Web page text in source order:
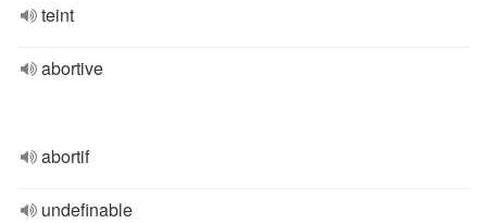
teint
abortive
abortif
undefinable